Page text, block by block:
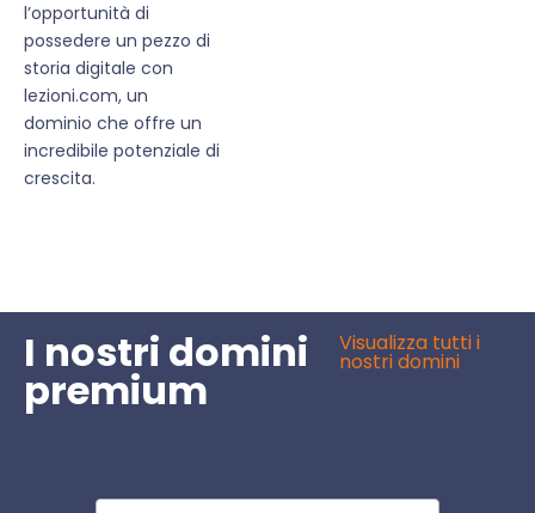
l’opportunità di
possedere un pezzo di
storia digitale con
lezioni.com, un
dominio che offre un
incredibile potenziale di
crescita.
I nostri domini
premium
Visualizza tutti i
nostri domini